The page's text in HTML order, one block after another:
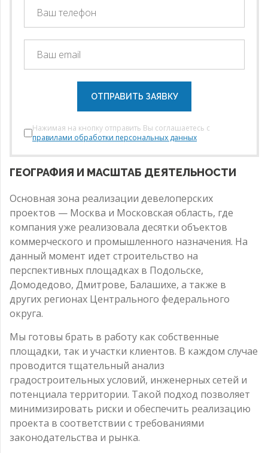
ОТПРАВИТЬ ЗАЯВКУ
Нажимая на кнопку отправить Вы соглашаетесь с
правилами обработки персональных данных
ГЕОГРАФИЯ И МАСШТАБ ДЕЯТЕЛЬНОСТИ
Основная зона реализации девелоперских
проектов — Москва и Московская область, где
компания уже реализовала десятки объектов
коммерческого и промышленного назначения. На
данный момент идет строительство на
перспективных площадках в Подольске,
Домодедово, Дмитрове, Балашихе, а также в
других регионах Центрального федерального
округа.
Мы готовы брать в работу как собственные
площадки, так и участки клиентов. В каждом случае
проводится тщательный анализ
градостроительных условий, инженерных сетей и
потенциала территории. Такой подход позволяет
минимизировать риски и обеспечить реализацию
проекта в соответствии с требованиями
законодательства и рынка.